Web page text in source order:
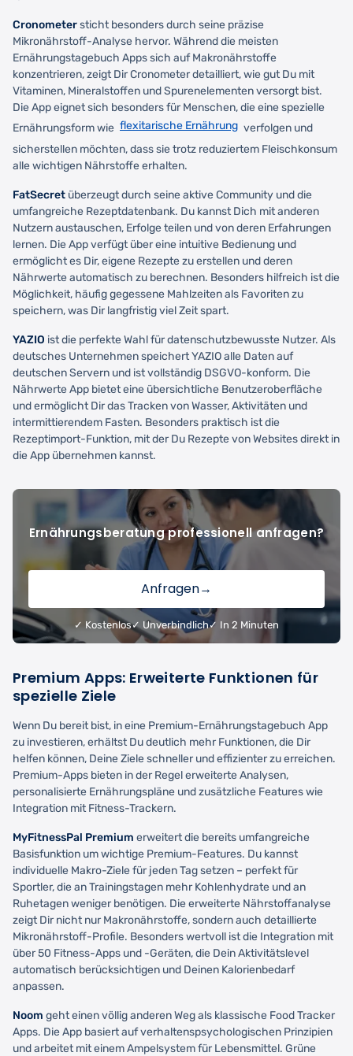
Cronometersticht besonders durch seine präzise
Mikronährstoff-Analyse hervor. Während die meisten
Ernährungstagebuch Apps sich auf Makronährstoffe
konzentrieren, zeigt Dir Cronometer detailliert, wie gut Du mit
Vitaminen, Mineralstoffen und Spurenelementen versorgt bist.
Die App eignet sich besonders für Menschen, die eine spezielle
Ernährungsform wie flexitarische Ernährung verfolgen und
sicherstellen möchten, dass sie trotz reduziertem Fleischkonsum
alle wichtigen Nährstoffe erhalten.
FatSecret überzeugt durch seine aktive Community und die
umfangreiche Rezeptdatenbank. Du kannst Dich mit anderen
Nutzern austauschen, Erfolge teilen und von deren Erfahrungen
lernen. Die App verfügt über eine intuitive Bedienung und
ermöglicht es Dir, eigene Rezepte zu erstellen und deren
Nährwerte automatisch zu berechnen. Besonders hilfreich ist die
Möglichkeit, häufig gegessene Mahlzeiten als Favoriten zu
speichern, was Dir langfristig viel Zeit spart.
YAZIO ist die perfekte Wahl für datenschutzbewusste Nutzer. Als
deutsches Unternehmen speichert YAZIO alle Daten auf
deutschen Servern und ist vollständig DSGVO-konform. Die
Nährwerte App bietet eine übersichtliche Benutzeroberfläche
und ermöglicht Dir das Tracken von Wasser, Aktivitäten und
intermittierendem Fasten. Besonders praktisch ist die
Rezeptimport-Funktion, mit der Du Rezepte von Websites direkt in
die App übernehmen kannst.
Ernährungsberatung professionell anfragen?
Anfragen→
✓ Kostenlos✓ Unverbindlich✓ In 2 Minuten
Premium Apps: Erweiterte Funktionen für
spezielle Ziele
Wenn Du bereit bist, in eine Premium-Ernährungstagebuch App
zu investieren, erhältst Du deutlich mehr Funktionen, die Dir
helfen können, Deine Ziele schneller und effizienter zu erreichen.
Premium-Apps bieten in der Regel erweiterte Analysen,
personalisierte Ernährungspläne und zusätzliche Features wie
Integration mit Fitness-Trackern.
MyFitnessPal Premium erweitert die bereits umfangreiche
Basisfunktion um wichtige Premium-Features. Du kannst
individuelle Makro-Ziele für jeden Tag setzen – perfekt für
Sportler, die an Trainingstagen mehr Kohlenhydrate und an
Ruhetagen weniger benötigen. Die erweiterte Nährstoffanalyse
zeigt Dir nicht nur Makronährstoffe, sondern auch detaillierte
Mikronährstoff-Profile. Besonders wertvoll ist die Integration mit
über 50 Fitness-Apps und -Geräten, die Dein Aktivitätslevel
automatisch berücksichtigen und Deinen Kalorienbedarf
anpassen.
Noom geht einen völlig anderen Weg als klassische Food Tracker
Apps. Die App basiert auf verhaltenspsychologischen Prinzipien
und arbeitet mit einem Ampelsystem für Lebensmittel. Grüne